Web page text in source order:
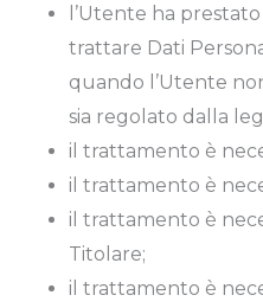
l’Utente ha
trattare Dati
quando l’Utente
sia regolato dalla
il trattamento è
il trattamento è
il trattamento è
Titolare;
il trattamento è